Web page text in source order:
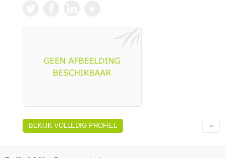
BEKIJK VOLLEDIG PROFIEL